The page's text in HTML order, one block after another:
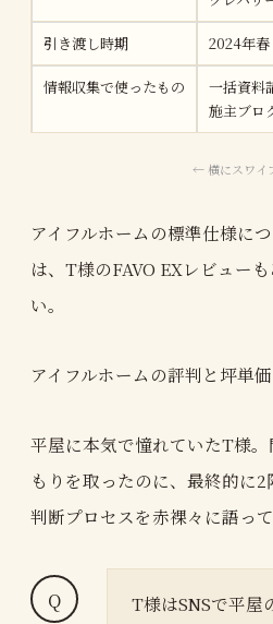
引き渡し時期 2024年春
情報収集で使ったもの
一括資料
施主ブロ
アイフルホームの標準仕様に
は、T様のFAVO EXレビュー
い。
アイフルホームの評判と坪単
平屋に本気で憧れていたT様
もりを取ったのに、最終的に
判断プロセスを赤裸々に語って
T様はSNSで平屋